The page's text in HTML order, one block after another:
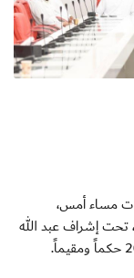
الصالات مساء أمس،
تحت إشراف عبد الله